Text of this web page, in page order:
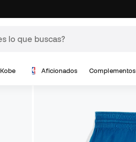
Kobe Aficionados Complementos